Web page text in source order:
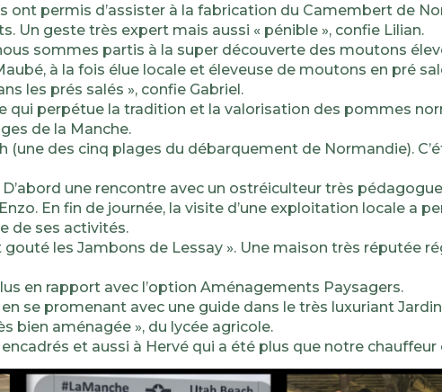
ont permis d’assister à la fabrication du Camembert de
Un geste très expert mais aussi « pénible », confie Lilian.
sommes partis à la super découverte des moutons
à la fois élue locale et éleveuse de moutons en pré
les prés salés », confie Gabriel.
qui perpétue la tradition et la valorisation des pommes
de la Manche.
(une des cinq plages du débarquement de Normandie).
une rencontre avec un ostréiculteur très
En fin de journée, la visite d’une exploitation locale a
de ses activités.
les Jambons de Lessay ». Une maison très réputée
en rapport avec l’option Aménagements Paysagers.
se promenant avec une guide dans le très luxuriant
bien aménagée », du lycée agricole.
et aussi à Hervé qui a été plus que notre